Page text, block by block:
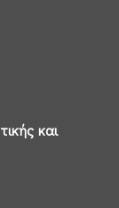
και